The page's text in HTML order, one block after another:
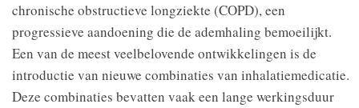
chronische obstructieve longziekte (COPD), een
progressieve aandoening die de ademhaling bemoeilijkt.
Een van de meest veelbelovende ontwikkelingen is de
introductie van nieuwe combinaties van inhalatiemedicatie.
Deze combinaties bevatten vaak een lange werkingsduur